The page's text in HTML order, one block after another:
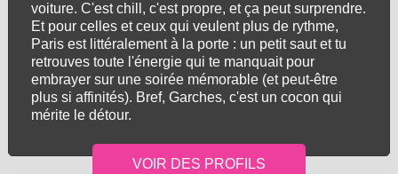
voiture. C'est chill, c'est propre, et ça peut surprendre.
Et pour celles et ceux qui veulent plus de rythme,
Paris est littéralement à la porte : un petit saut et tu
retrouves toute l'énergie qui te manquait pour
embrayer sur une soirée mémorable (et peut-être
plus si affinités). Bref, Garches, c'est un cocon qui
mérite le détour.